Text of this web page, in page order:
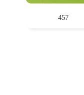
457